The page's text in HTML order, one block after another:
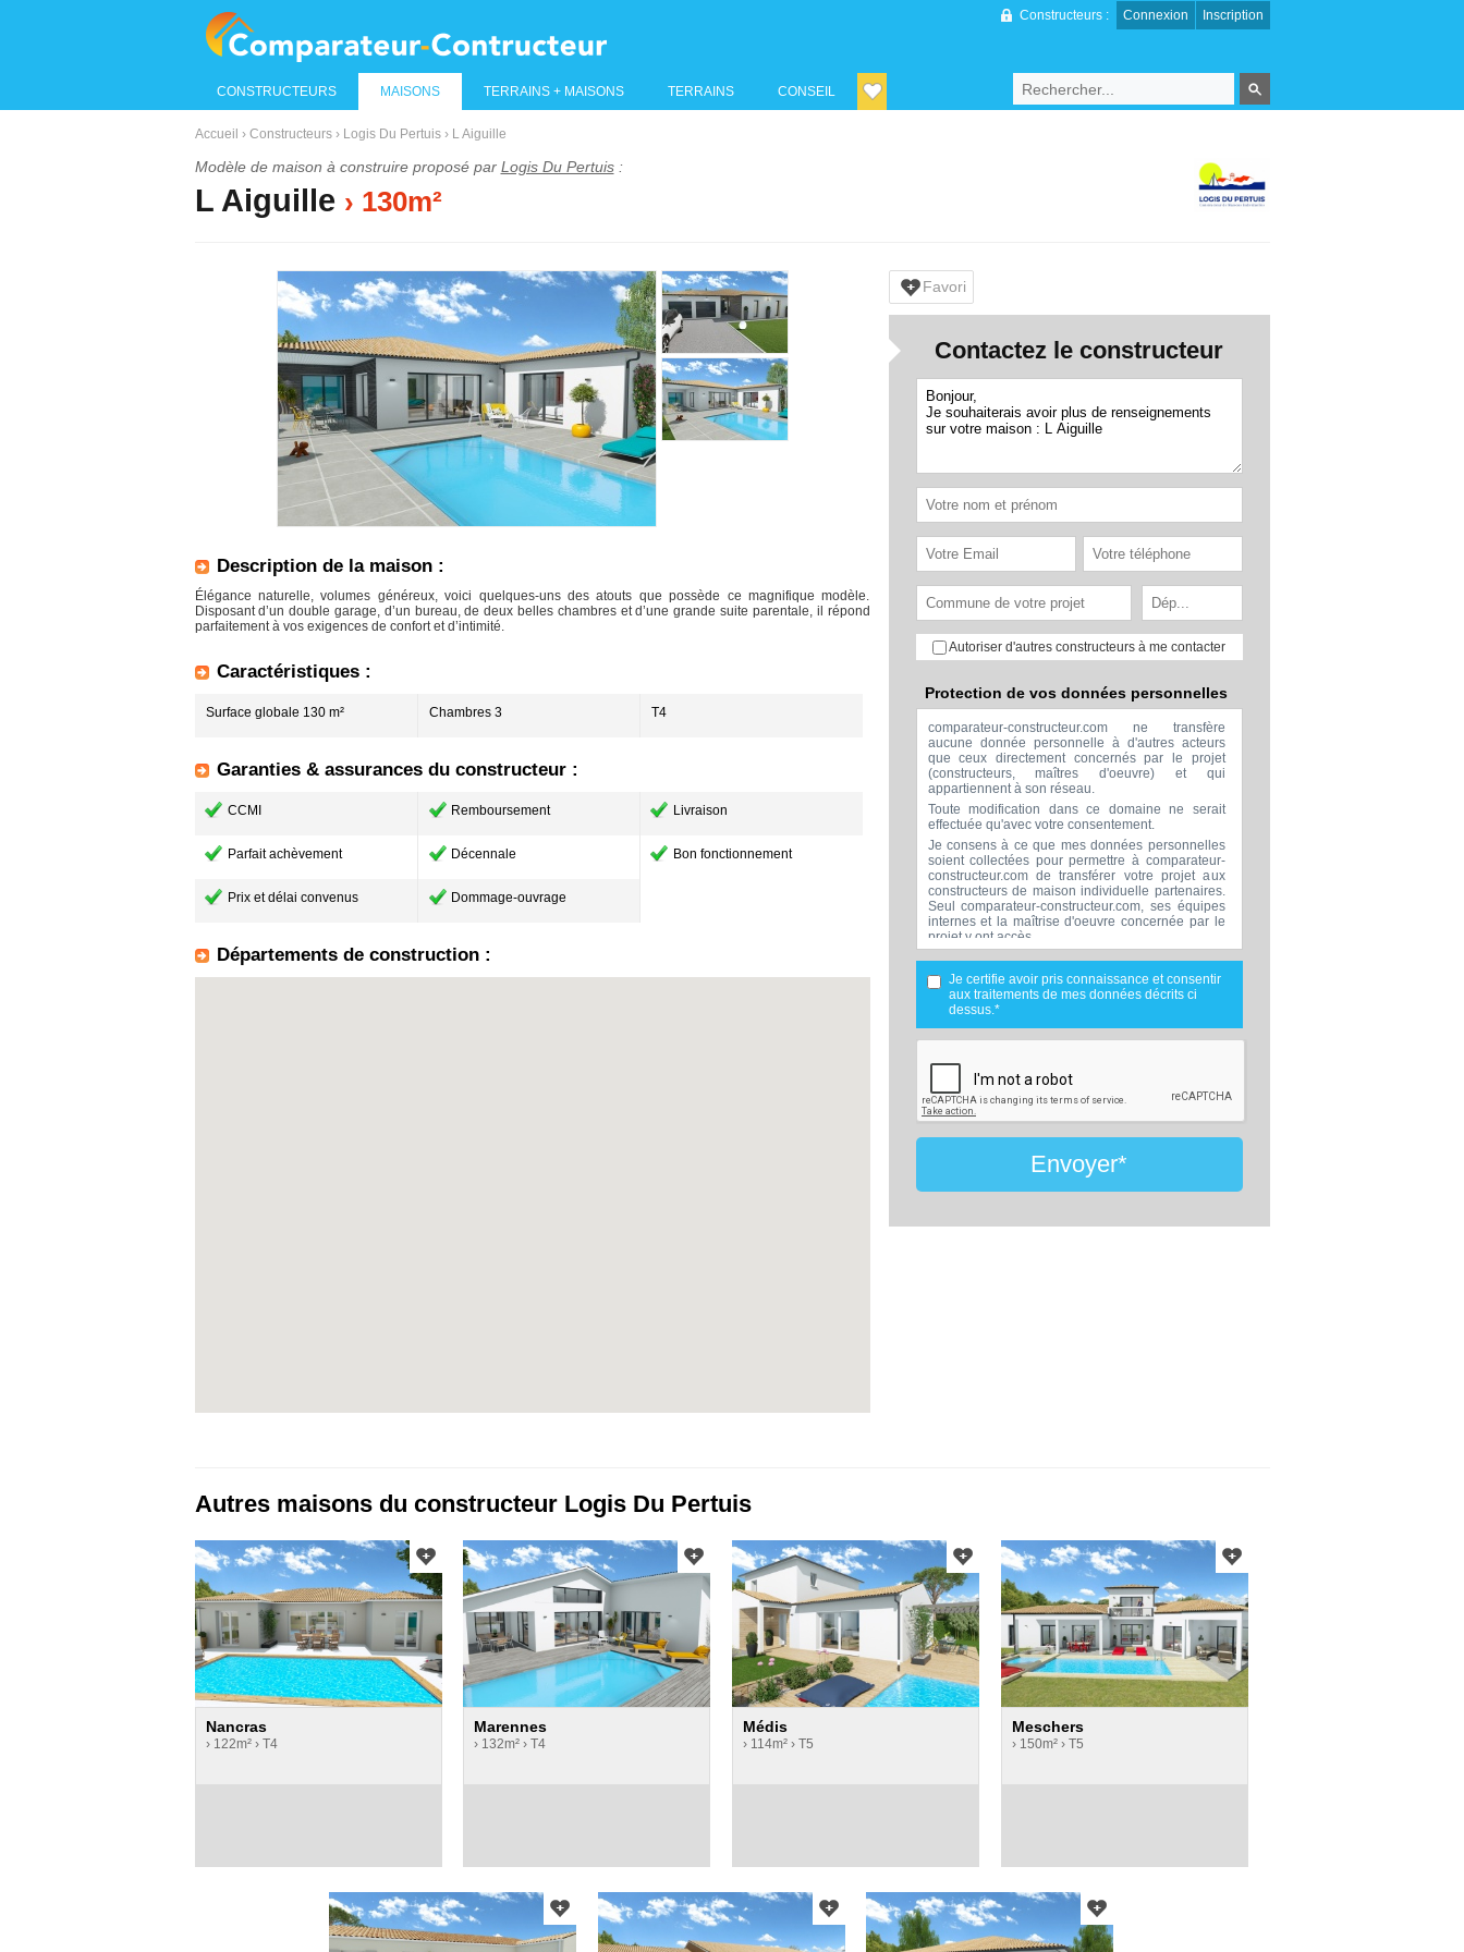
Constructeurs : Connexion Inscription
CONSTRUCTEURS MAISONS TERRAINS + MAISONS TERRAINS CONSEIL
Accueil › Constructeurs› Logis Du Pertuis› L Aiguille
Modèle de maison à construire proposé par Logis Du Pertuis:
L Aiguille › 130m²
Description de la maison :
Élégance naturelle, volumes généreux, voici quelques-uns des atouts que possède ce magnifique modèle.
Disposant d’un double garage, d’un bureau, de deux belles chambres et d’une grande suite parentale, il répond
parfaitement à vos exigences de confort et d’intimité.
Caractéristiques :
Surface globale 130 m² Chambres 3 T4
Garanties & assurances du constructeur :
CCMI Remboursement Livraison
Parfait achèvement Décennale Bon fonctionnement
Prix et délai convenus Dommage-ouvrage
Départements de construction :
Favori
Contactez le constructeur
Autoriser d'autres constructeurs à me contacter
Protection de vos données personnelles
comparateur-constructeur.com ne transfère
aucune donnée personnelle à d'autres acteurs
que ceux directement concernés par le projet
(constructeurs, maîtres d'oeuvre) et qui
appartiennent à son réseau.
Toute modification dans ce domaine ne serait
effectuée qu'avec votre consentement.
Je consens à ce que mes données personnelles
soient collectées pour permettre à comparateur-
constructeur.com de transférer votre projet aux
constructeurs de maison individuelle partenaires.
Seul comparateur-constructeur.com, ses équipes
internes et la maîtrise d'oeuvre concernée par le
projet y ont accès.
Aucune transmission de données à des tiers à
l'exclusion de ceux décrits ci dessus n'est
réalisée.
Mes données téléphoniques seront uniquement
maîtrise d'ouvrage concernée par votre projet
mon projet.
Les données sont conservées pendant une durée
de 18 mois courant à partir des derniers contacts
effectifs entre comparateur-constructeur.com et
vous ou comparateur-constructeur.com et un
ce projet et qui serait en relation avec
comparateur-constructeur sur ce projet.
Je certifie avoir pris connaissance et consentir
aux traitements de mes données décrits ci
dessus.*
Envoyer*
Autres maisons du constructeur Logis Du Pertuis
Nancras
› 122m² › T4
Marennes
› 132m² › T4
Médis
› 114m² › T5
Meschers
› 150m² › T5